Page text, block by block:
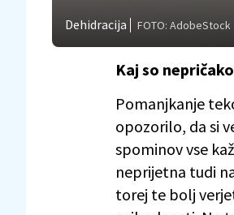
Dehidracija FOTO: AdobeStock
Kaj so
Pomanjkanje
opozorilo, da si
spominov vse
neprijetna tudi
torej te bolj